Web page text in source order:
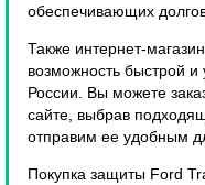
обеспечивающих
Также интернет-
возможность быстрой и
России. Вы можете
сайте, выбрав
отправим ее удобным
Покупка защиты Ford